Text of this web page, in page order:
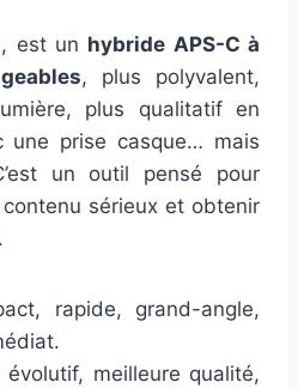
est un hybride APS-C à
, plus polyvalent,
plus qualitatif en
une prise casque… mais
un outil pensé pour
sérieux et obtenir
rapide, grand-angle,
évolutif, meilleure qualité,